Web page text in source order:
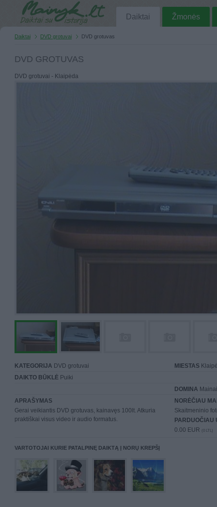
Daiktai Žmonės
Daiktai DVD grotuvai DVD grotuvas
DVD GROTUVAS
DVD grotuvai - Klaipėda
KATEGORIJA DVD grotuvai MIESTAS
DAIKTO BŪKLĖ Puiki
DOMINA
APRAŠYMAS
Gerai veikiantis DVD grotuvas, kainavęs 100lt. Atkuria
praktiškai visus video ir audio formatus.
NORĖČIAU
Skaitmeninio
PARDUOČIAU
0.00 EUR (0 LTL)
VARTOTOJAI KURIE PATALPINĘ DAIKTĄ Į NORŲ KREPŠĮ